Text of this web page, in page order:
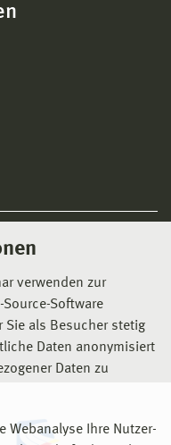
verwenden zur
Software
Sie als Besucher stetig
Daten anonymisiert
Daten zu
Webanalyse Ihre Nutzer-